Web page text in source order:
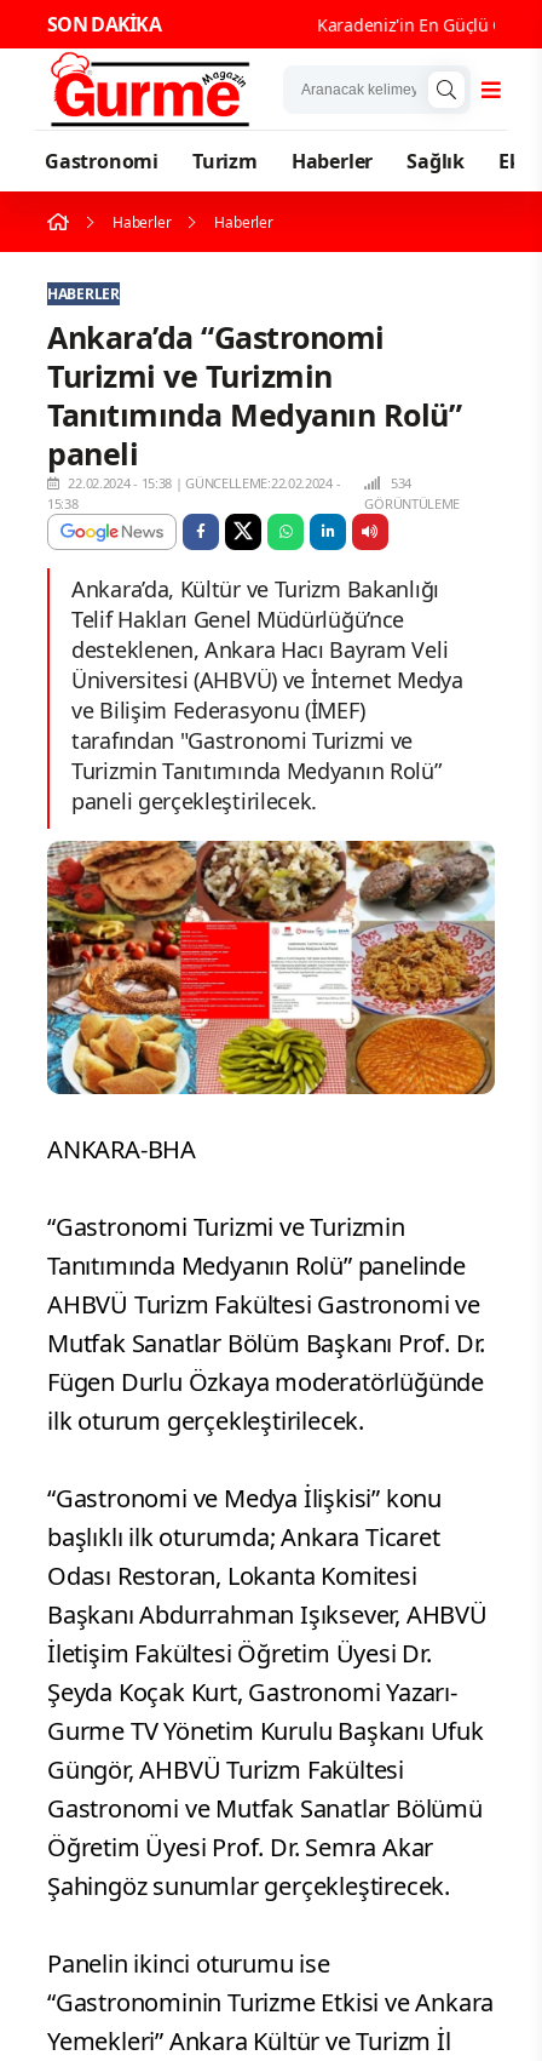
SON DAKİKA Karadeniz'in En Güçlü
Gastronomi Turizm Haberler Sağlık
Haberler Haberler
HABERLER
Ankara’da “Gastronomi
Turizmi ve Turizmin
Tanıtımında Medyanın Rolü”
paneli
22.02.2024 - 15:38 |GÜNCELLEME:22.02.2024 -
15:38
534
GÖRÜNTÜLEME
Ankara’da, Kültür ve Turizm Bakanlığı
Telif Hakları Genel Müdürlüğü’nce
desteklenen, Ankara Hacı Bayram Veli
Üniversitesi (AHBVÜ) ve İnternet Medya
ve Bilişim Federasyonu (İMEF)
tarafından "Gastronomi Turizmi ve
Turizmin Tanıtımında Medyanın Rolü”
paneli gerçekleştirilecek.
ANKARA-BHA
“Gastronomi Turizmi ve Turizmin
Tanıtımında Medyanın Rolü” panelinde
AHBVÜ Turizm Fakültesi Gastronomi ve
Mutfak Sanatlar Bölüm Başkanı Prof. Dr.
Fügen Durlu Özkaya moderatörlüğünde
ilk oturum gerçekleştirilecek.
“Gastronomi ve Medya İlişkisi” konu
başlıklı ilk oturumda; Ankara Ticaret
Odası Restoran, Lokanta Komitesi
Başkanı Abdurrahman Işıksever, AHBVÜ
İletişim Fakültesi Öğretim Üyesi Dr.
Şeyda Koçak Kurt, Gastronomi Yazarı-
Gurme TV Yönetim Kurulu Başkanı Ufuk
Güngör, AHBVÜ Turizm Fakültesi
Gastronomi ve Mutfak Sanatlar Bölümü
Öğretim Üyesi Prof. Dr. Semra Akar
Şahingöz sunumlar gerçekleştirecek.
Panelin ikinci oturumu ise
“Gastronominin Turizme Etkisi ve Ankara
Yemekleri” Ankara Kültür ve Turizm İl